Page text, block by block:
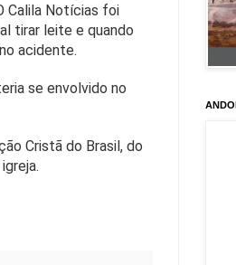
Calila Notícias foi
tirar leite e quando
acidente.
se envolvido no
Cristã do Brasil, do